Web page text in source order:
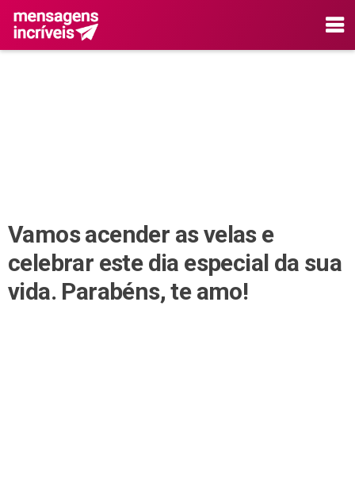
Vamos acender as velas e
celebrar este dia especial da sua
vida. Parabéns, te amo!